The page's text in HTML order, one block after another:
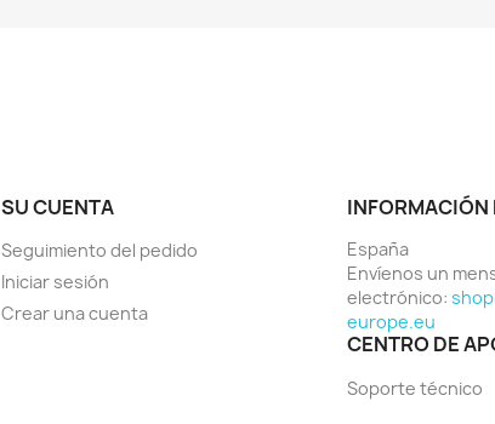
SU CUENTA
Seguimiento del pedido
Iniciar sesión
Crear una cuenta
INFORMACIÓN
España
Envíenos un
electrónico:
europe.eu
CENTRO DE
Soporte técnico